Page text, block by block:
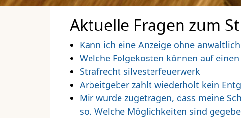
Aktuelle Fragen zum
Kann ich eine Anzeige ohne
Welche Folgekosten können auf
Strafrecht silvesterfeuerwerk
Arbeitgeber zahlt wiederholt kein
Mir wurde zugetragen, dass meine
so. Welche Möglichkeiten sind